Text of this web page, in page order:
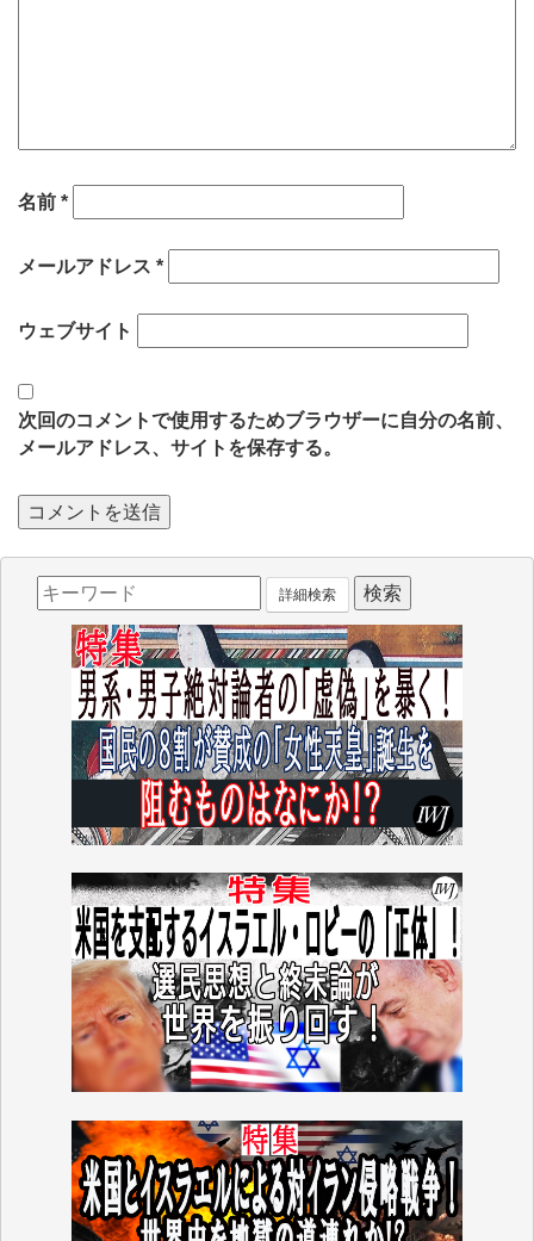
名前 *
メールアドレス *
ウェブサイト
次回のコメントで使用するためブラウザーに自分の名前、
メールアドレス、サイトを保存する。
詳細検索